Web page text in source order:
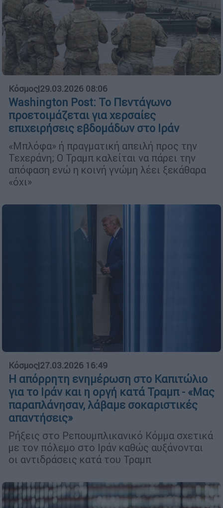
Κόσμος|29.03.2026 08:06
Washington Post: Το Πεντάγωνο
προετοιμάζεται για χερσαίες
επιχειρήσεις εβδομάδων στο Ιράν
«Μπλόφα» ή πραγματική απειλή προς την
Τεχεράνη; Ο Τραμπ καλείται να πάρει την
απόφαση ενώ η κοινή γνώμη λέει ξεκάθαρα
«όχι»
Κόσμος|27.03.2026 16:49
Η απόρρητη ενημέρωση στο Καπιτώλιο
για το Ιράν και η οργή κατά Τραμπ - «Μας
παραπλάνησαν, λάβαμε σοκαριστικές
απαντήσεις»
Ρήξεις στο Ρεπουμπλικανικό Κόμμα σχετικά
με τον πόλεμο στο Ιράν καθώς αυξάνονται
οι αντιδράσεις κατά του Τραμπ